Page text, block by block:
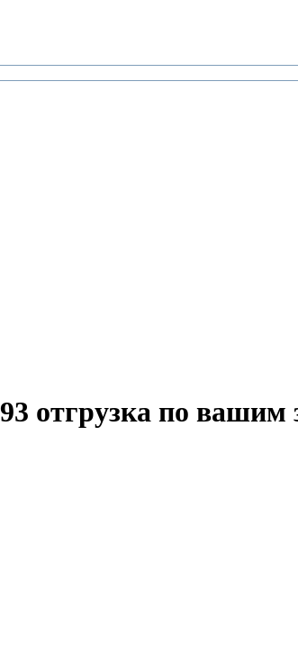
отгрузка по вашим